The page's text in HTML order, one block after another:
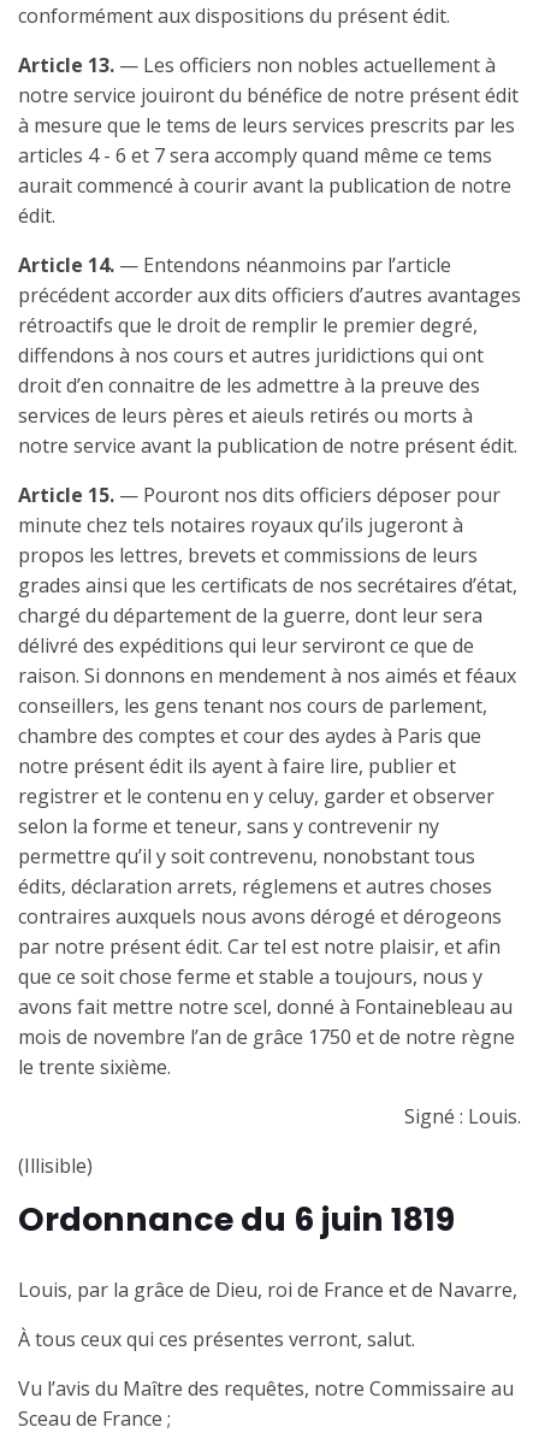
conformément aux dispositions du présent édit.
Article 13. — Les officiers non nobles actuellement à
notre service jouiront du bénéfice de notre présent édit
à mesure que le tems de leurs services prescrits par les
articles 4 - 6 et 7 sera accomply quand même ce tems
aurait commencé à courir avant la publication de notre
édit.
Article 14. — Entendons néanmoins par l’article
précédent accorder aux dits officiers d’autres avantages
rétroactifs que le droit de remplir le premier degré,
diffendons à nos cours et autres juridictions qui ont
droit d’en connaitre de les admettre à la preuve des
services de leurs pères et aieuls retirés ou morts à
notre service avant la publication de notre présent édit.
Article 15. — Pouront nos dits officiers déposer pour
minute chez tels notaires royaux qu’ils jugeront à
propos les lettres, brevets et commissions de leurs
grades ainsi que les certificats de nos secrétaires d’état,
chargé du département de la guerre, dont leur sera
délivré des expéditions qui leur serviront ce que de
raison. Si donnons en mendement à nos aimés et féaux
conseillers, les gens tenant nos cours de parlement,
chambre des comptes et cour des aydes à Paris que
notre présent édit ils ayent à faire lire, publier et
registrer et le contenu en y celuy, garder et observer
selon la forme et teneur, sans y contrevenir ny
permettre qu’il y soit contrevenu, nonobstant tous
édits, déclaration arrets, réglemens et autres choses
contraires auxquels nous avons dérogé et dérogeons
par notre présent édit. Car tel est notre plaisir, et afin
que ce soit chose ferme et stable a toujours, nous y
avons fait mettre notre scel, donné à Fontainebleau au
mois de novembre l’an de grâce 1750 et de notre règne
le trente sixième.
Signé : Louis.
(Illisible)
Ordonnance du 6 juin 1819
Louis, par la grâce de Dieu, roi de France et de Navarre,
À tous ceux qui ces présentes verront, salut.
Vu l’avis du Maître des requêtes, notre Commissaire au
Sceau de France ;